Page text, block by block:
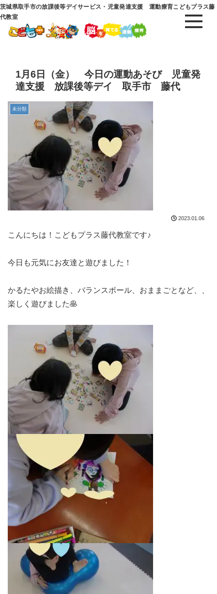
茨城県取手市の放課後等デイサービス・児童発達支援 運動療育こどもプラス藤
代教室
1月6日（金） 今日の運動あそび 児童発
達支援 放課後等デイ 取手市 藤代
未分類
2023.01.06
こんにちは！こどもプラス藤代教室です♪
今日も元気にお友達と遊びました！
かるたやお絵描き、バランスボール、おままごとなど、、
楽しく遊びました🥞